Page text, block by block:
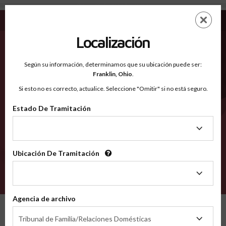
Shawnee KS - Condados Reconocidos
EN
Condados Reconocidos
2600
Localización
Según su información, determinamos que su ubicación puede ser:
Franklin, Ohio.
Si esto no es correcto, actualice. Seleccione "Omitir" si no está seguro.
Estado De Tramitación
Tramitación
Ubicación De Tramitación
Tramitación
Agencia de archivo
Tribunal de Familia/Relaciones Domésticas
de